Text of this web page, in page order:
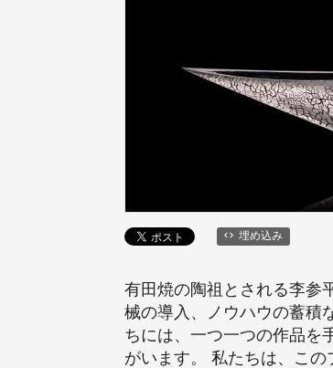
埋め込み
有田焼の陶祖とされる李参
械の導入、ノウハウの蓄積
ちには、一つ一つの作品を
がいます。 私たちは、こ